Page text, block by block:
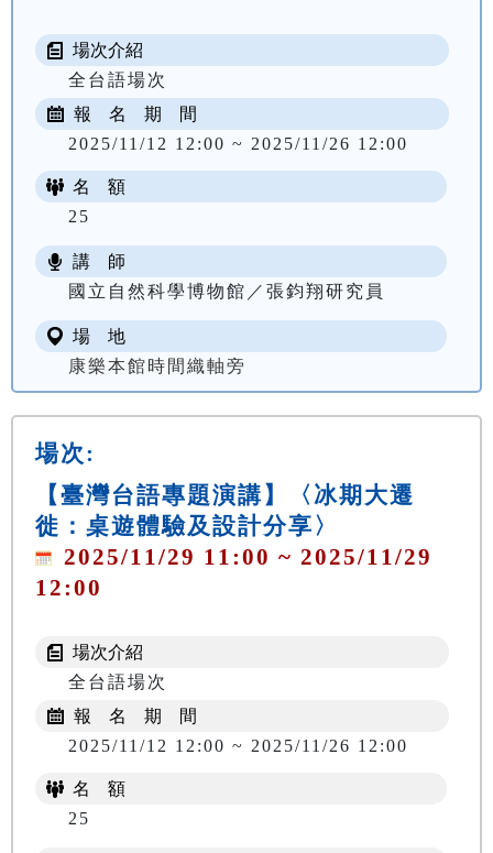
場次介紹
全台語場次
報 名 期 間
2025/11/12 12:00 ~ 2025/11/26 12:00
名 額
25
講 師
國立自然科學博物館／張鈞翔研究員
場 地
康樂本館時間織軸旁
場次:
【臺灣台語專題演講】〈冰期大遷
徙：桌遊體驗及設計分享〉
2025/11/29 11:00 ~ 2025/11/29
12:00
場次介紹
全台語場次
報 名 期 間
2025/11/12 12:00 ~ 2025/11/26 12:00
名 額
25